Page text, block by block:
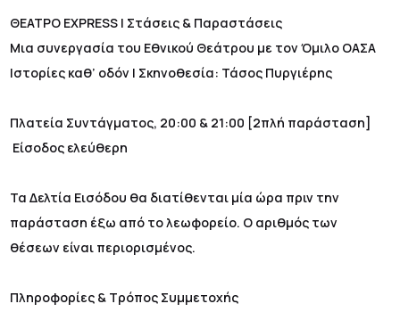
ΘΕΑΤΡΟ EXPRESS | Στάσεις & Παραστάσεις
Μια συνεργασία του Εθνικού Θεάτρου με τον Όμιλο ΟΑΣΑ
Ιστορίες καθ’ οδόν | Σκηνοθεσία: Τάσος Πυργιέρης
Πλατεία Συντάγματος, 20:00 & 21:00 [2πλή παράσταση]
Είσοδος ελεύθερη
Τα Δελτία Εισόδου θα διατίθενται μία ώρα πριν την
παράσταση έξω από το λεωφορείο. Ο αριθμός των
θέσεων είναι περιορισμένος.
Πληροφορίες & Τρόπος Συμμετοχής